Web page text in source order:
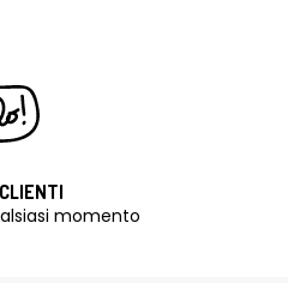
momento